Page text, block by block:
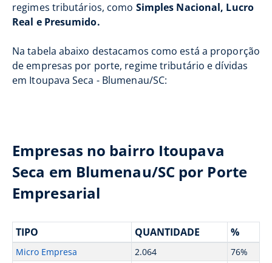
regimes tributários, como Simples Nacional, Lucro
Real e Presumido.
Na tabela abaixo destacamos como está a proporção
de empresas por porte, regime tributário e dívidas
em Itoupava Seca - Blumenau/SC:
Empresas no bairro Itoupava
Seca em Blumenau/SC por Porte
Empresarial
TIPO QUANTIDADE %
Micro Empresa 2.064
76%